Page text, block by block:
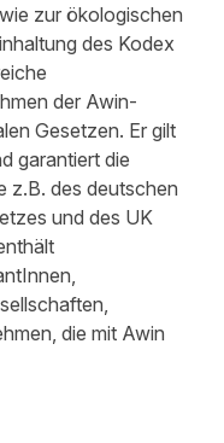
zur ökologischen
des Kodex
der Awin-
Gesetzen. Er gilt
garantiert die
z.B. des deutschen
und des UK
die mit Awin